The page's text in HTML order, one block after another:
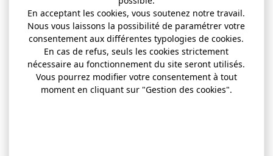
En acceptant les cookies, vous soutenez notre travail.
Nous vous laissons la possibilité de paramétrer votre
consentement aux différentes typologies de cookies.
En cas de refus, seuls les cookies strictement
nécessaire au fonctionnement du site seront utilisés.
Vous pourrez modifier votre consentement à tout
moment en cliquant sur "Gestion des cookies".